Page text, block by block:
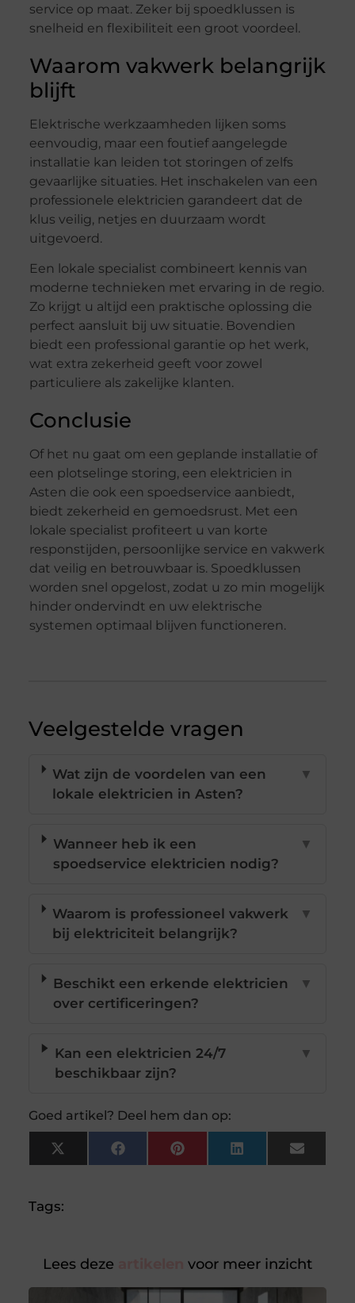
service op maat. Zeker bij spoedklussen is
snelheid en flexibiliteit een groot voordeel.
Waarom vakwerk belangrijk
blijft
Elektrische werkzaamheden lijken soms
eenvoudig, maar een foutief aangelegde
installatie kan leiden tot storingen of zelfs
gevaarlijke situaties. Het inschakelen van een
professionele elektricien garandeert dat de
klus veilig, netjes en duurzaam wordt
uitgevoerd.
Een lokale specialist combineert kennis van
moderne technieken met ervaring in de regio.
Zo krijgt u altijd een praktische oplossing die
perfect aansluit bij uw situatie. Bovendien
biedt een professional garantie op het werk,
wat extra zekerheid geeft voor zowel
particuliere als zakelijke klanten.
Conclusie
Of het nu gaat om een geplande installatie of
een plotselinge storing, een elektricien in
Asten die ook een spoedservice aanbiedt,
biedt zekerheid en gemoedsrust. Met een
lokale specialist profiteert u van korte
responstijden, persoonlijke service en vakwerk
dat veilig en betrouwbaar is. Spoedklussen
worden snel opgelost, zodat u zo min mogelijk
hinder ondervindt en uw elektrische
systemen optimaal blijven functioneren.
Veelgestelde vragen
Wat zijn de voordelen van een
lokale elektricien in Asten?
▼
Wanneer heb ik een
spoedservice elektricien nodig?
▼
Waarom is professioneel vakwerk
bij elektriciteit belangrijk?
▼
Beschikt een erkende elektricien
over certificeringen?
▼
Kan een elektricien 24/7
beschikbaar zijn?
▼
Goed artikel? Deel hem dan op:
X
(Twitter)
FacebookPinterestLinkedInEmail
Tags:
Lees deze voor meer inzicht